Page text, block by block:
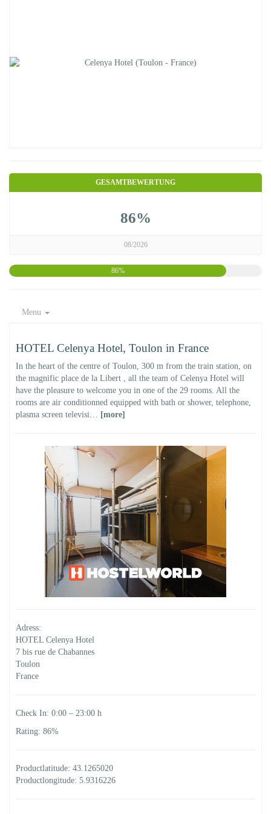
GESAMTBEWERTUNG
86%
08/2026
86%
Menu
HOTEL Celenya Hotel, Toulon in France
In the heart of the centre of Toulon, 300 m from the train station, on
the magnific place de la Libert , all the team of Celenya Hotel will
have the pleasure to welcome you in one of the 29 rooms. All the
rooms are air conditionned equipped with bath or shower, telephone,
plasma screen televisi… [more]
Adress:
HOTEL Celenya Hotel
7 bis rue de Chabannes
Toulon
France
Check In: 0:00 – 23:00 h
Rating: 86%
Productlatitude: 43.1265020
Productlongitude: 5.9316226